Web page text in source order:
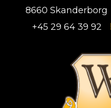
8660 Skanderborg
+45 29 64 39 92